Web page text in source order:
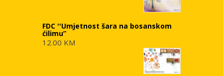
FDC ''Umjetnost šara na bosanskom
ćilimu”
12.00 KM